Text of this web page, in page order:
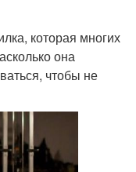
которая многих
она
чтобы не